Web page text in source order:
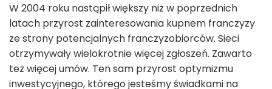
W 2004 roku nastąpił większy niż w poprzednich
latach przyrost zainteresowania kupnem franczyzy
ze strony potencjalnych franczyzobiorców. Sieci
otrzymywały wielokrotnie więcej zgłoszeń. Zawarto
też więcej umów. Ten sam przyrost optymizmu
inwestycyjnego, którego jesteśmy świadkami na